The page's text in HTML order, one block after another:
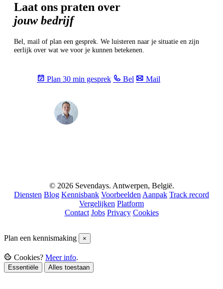
Laat ons praten over
jouw bedrijf
Bel, mail of plan een gesprek. We luisteren naar je situatie en zijn
eerlijk over wat we voor je kunnen betekenen.
Plan 30 min gesprek Bel Mail
© 2026 Sevendays. Antwerpen, België.
Diensten Blog Kennisbank Voorbeelden Aanpak Track record
Vergelijken Platform
Contact Jobs Privacy Cookies
Plan een kennismaking ×
Cookies? Meer info.
Essentiële Alles toestaan